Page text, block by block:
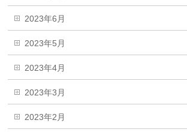
2023年6月
2023年5月
2023年4月
2023年3月
2023年2月